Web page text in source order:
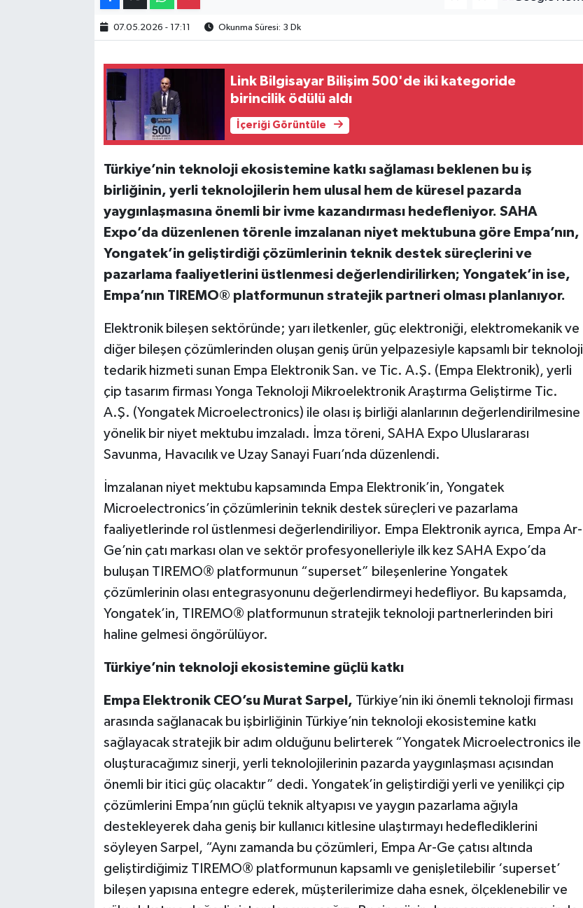
07.05.2026 - 17:11 Okunma Süresi: 3 Dk
Link Bilgisayar Bilişim 500'de iki kategoride
birincilik ödülü aldı
İçeriği Görüntüle
Türkiye’nin teknoloji ekosistemine katkı sağlaması beklenen bu iş
birliğinin, yerli teknolojilerin hem ulusal hem de küresel pazarda
yaygınlaşmasına önemli bir ivme kazandırması hedefleniyor. SAHA
Expo’da düzenlenen törenle imzalanan niyet mektubuna göre Empa’nın,
Yongatek’in geliştirdiği çözümlerinin teknik destek süreçlerini ve
pazarlama faaliyetlerini üstlenmesi değerlendirilirken; Yongatek’in ise,
Empa’nın TIREMO® platformunun stratejik partneri olması planlanıyor.
Elektronik bileşen sektöründe; yarı iletkenler, güç elektroniği, elektromekanik ve
diğer bileşen çözümlerinden oluşan geniş ürün yelpazesiyle kapsamlı bir teknoloji
tedarik hizmeti sunan Empa Elektronik San. ve Tic. A.Ş. (Empa Elektronik), yerli
çip tasarım firması Yonga Teknoloji Mikroelektronik Araştırma Geliştirme Tic.
A.Ş. (Yongatek Microelectronics) ile olası iş birliği alanlarının değerlendirilmesine
yönelik bir niyet mektubu imzaladı. İmza töreni, SAHA Expo Uluslararası
Savunma, Havacılık ve Uzay Sanayi Fuarı’nda düzenlendi.
İmzalanan niyet mektubu kapsamında Empa Elektronik’in, Yongatek
Microelectronics’in çözümlerinin teknik destek süreçleri ve pazarlama
faaliyetlerinde rol üstlenmesi değerlendiriliyor. Empa Elektronik ayrıca, Empa Ar-
Ge’nin çatı markası olan ve sektör profesyonelleriyle ilk kez SAHA Expo’da
buluşan TIREMO® platformunun “superset” bileşenlerine Yongatek
çözümlerinin olası entegrasyonunu değerlendirmeyi hedefliyor. Bu kapsamda,
Yongatek’in, TIREMO® platformunun stratejik teknoloji partnerlerinden biri
haline gelmesi öngörülüyor.
Türkiye’nin teknoloji ekosistemine güçlü katkı
Empa Elektronik CEO’su Murat Sarpel, Türkiye’nin iki önemli teknoloji firması
arasında sağlanacak bu işbirliğinin Türkiye’nin teknoloji ekosistemine katkı
sağlayacak stratejik bir adım olduğunu belirterek “Yongatek Microelectronics ile
oluşturacağımız sinerji, yerli teknolojilerinin pazarda yaygınlaşması açısından
önemli bir itici güç olacaktır” dedi. Yongatek’in geliştirdiği yerli ve yenilikçi çip
çözümlerini Empa’nın güçlü teknik altyapısı ve yaygın pazarlama ağıyla
destekleyerek daha geniş bir kullanıcı kitlesine ulaştırmayı hedeflediklerini
söyleyen Sarpel, “Aynı zamanda bu çözümleri, Empa Ar-Ge çatısı altında
geliştirdiğimiz TIREMO® platformunun kapsamlı ve genişletilebilir ‘superset’
bileşen yapısına entegre ederek, müşterilerimize daha esnek, ölçeklenebilir ve
Gayrimenkul